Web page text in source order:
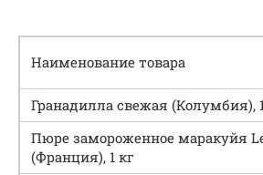
Наименование товара
Гранадилла свежая (Колумбия),
Пюре замороженное маракуйя
(Франция), 1 кг